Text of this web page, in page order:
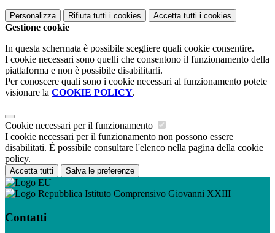
Personalizza Rifiuta tutti i cookies Accetta tutti i cookies
Gestione cookie
In questa schermata è possibile scegliere quali cookie consentire.
I cookie necessari sono quelli che consentono il funzionamento della
piattaforma e non è possibile disabilitarli.
Per conoscere quali sono i cookie necessari al funzionamento potete
visionare la COOKIE POLICY.
Cookie necessari per il funzionamento
I cookie necessari per il funzionamento non possono essere
disabilitati. È possibile consultare l'elenco nella pagina della cookie
policy.
Accetta tutti Salva le preferenze
Istituto Comprensivo Giovanni XXIII
Contatti